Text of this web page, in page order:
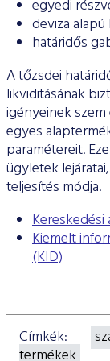
ESG
egyedi
deviza
határidős
A tőzsdei
likviditásának
igényeinek
egyes
paramétereit.
ügyletek
teljesítés módja.
Kereskedési
Kiemelt
(KID)
Címkék:
termékek